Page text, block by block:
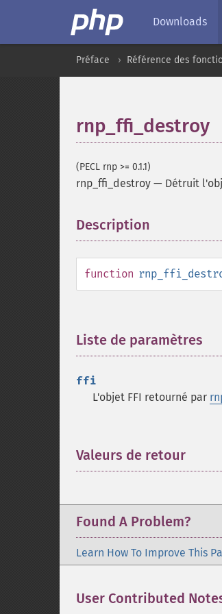
Downloads
Préface Référence des
rnp_ffi_destroy
(PECL rnp >= 0.1.1)
rnp_ffi_destroy — Détruit
Description
function
Liste de paramètres
ffi
L'objet FFI retourné par
Valeurs de retour
Found A Problem?
Learn How To Improve This
User Contributed